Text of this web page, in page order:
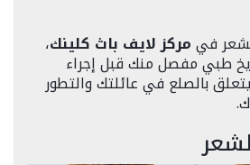
فيمركز لايف باث كلينك،
طبي مفصل منك قبل إجراء
بالصلع في عائلتك والتطور